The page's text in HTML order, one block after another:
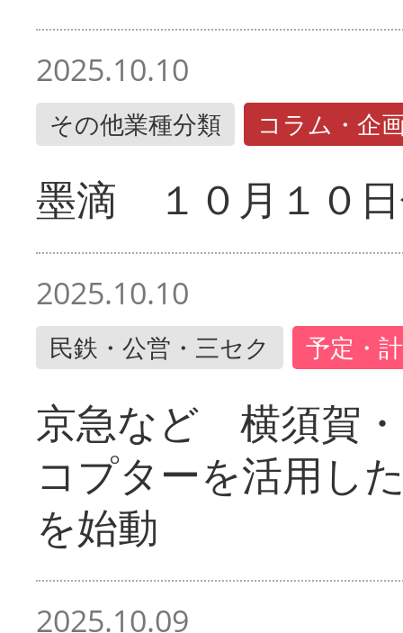
2025.10.10
その他業種分類 コラム・企
墨滴 １０月１０
2025.10.10
民鉄・公営・三セク 予定・
京急など 横須賀
コプターを活用し
を始動
2025.10.09